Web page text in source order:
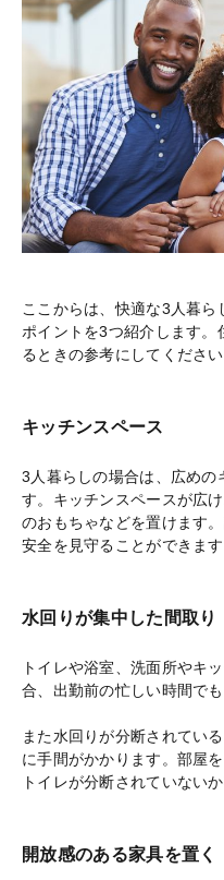
ここからは、快適な3人暮
ポイントを3つ紹介します。
るときの参考にしてください
キッチンスペース
3人暮らしの場合は、広めの
す。キッチンスペースが広
のおもちゃなどを置けます
安全を見守ることができます
水回りが集中した間取り
トイレや浴室、洗面所やキ
合、出勤前の忙しい時間で
また水回りが分断されてい
に手間がかかります。部屋
トイレが分断されていない
開放感のある家具を置く